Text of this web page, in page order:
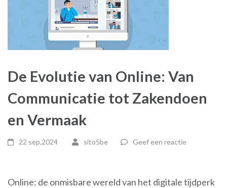
De Evolutie van Online: Van
Communicatie tot Zakendoen
en Vermaak
22 sep,2024 sito5be Geef een reactie
Online: de onmisbare wereld van het digitale tijdperk